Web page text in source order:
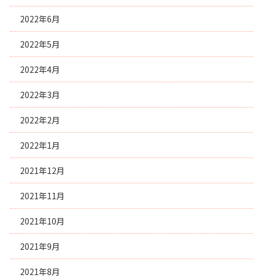
2022年6月
2022年5月
2022年4月
2022年3月
2022年2月
2022年1月
2021年12月
2021年11月
2021年10月
2021年9月
2021年8月